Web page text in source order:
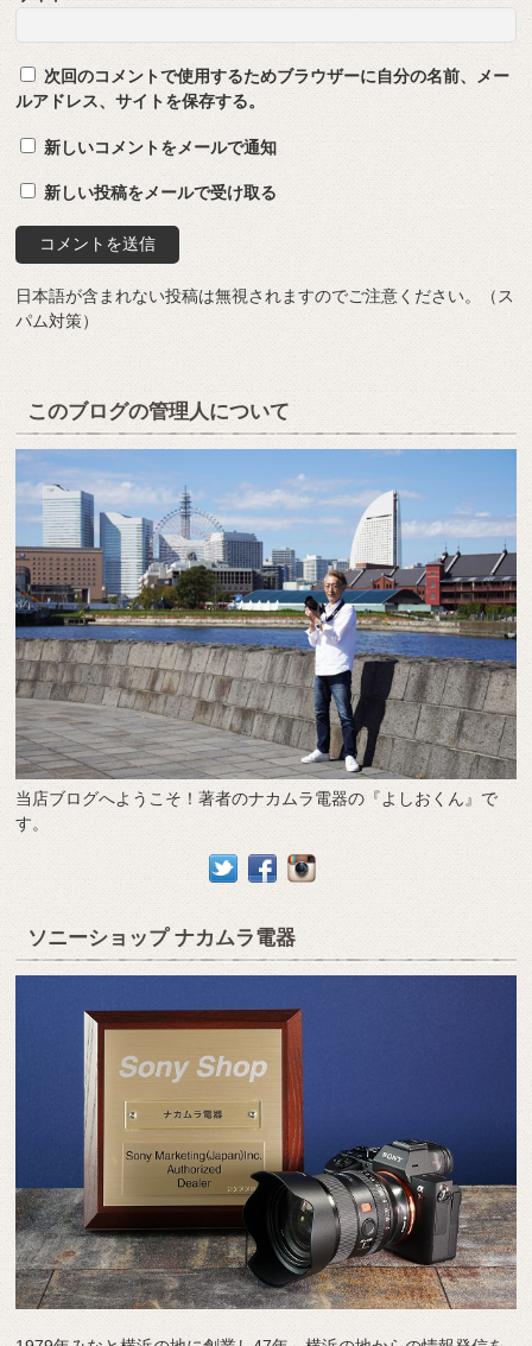
次回のコメントで使用するためブラウザーに自分の名前、メー
ルアドレス、サイトを保存する。
新しいコメントをメールで通知
新しい投稿をメールで受け取る
日本語が含まれない投稿は無視されますのでご注意ください。（ス
パム対策）
このブログの管理人について
当店ブログへようこそ！著者のナカムラ電器の『よしおくん』で
す。
ソニーショップ ナカムラ電器